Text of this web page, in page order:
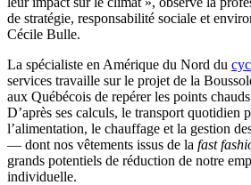
de stratégie, responsabilité sociale et
Cécile Bulle.
La spécialiste en Amérique du Nord du
services travaille sur le projet de la
aux Québécois de repérer les points
D’après ses calculs, le transport quotidien
l’alimentation, le chauffage et la gestion
— dont nos vêtements issus de la fast
grands potentiels de réduction de notre
individuelle.